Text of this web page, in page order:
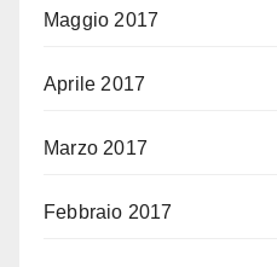
Maggio 2017
Aprile 2017
Marzo 2017
Febbraio 2017